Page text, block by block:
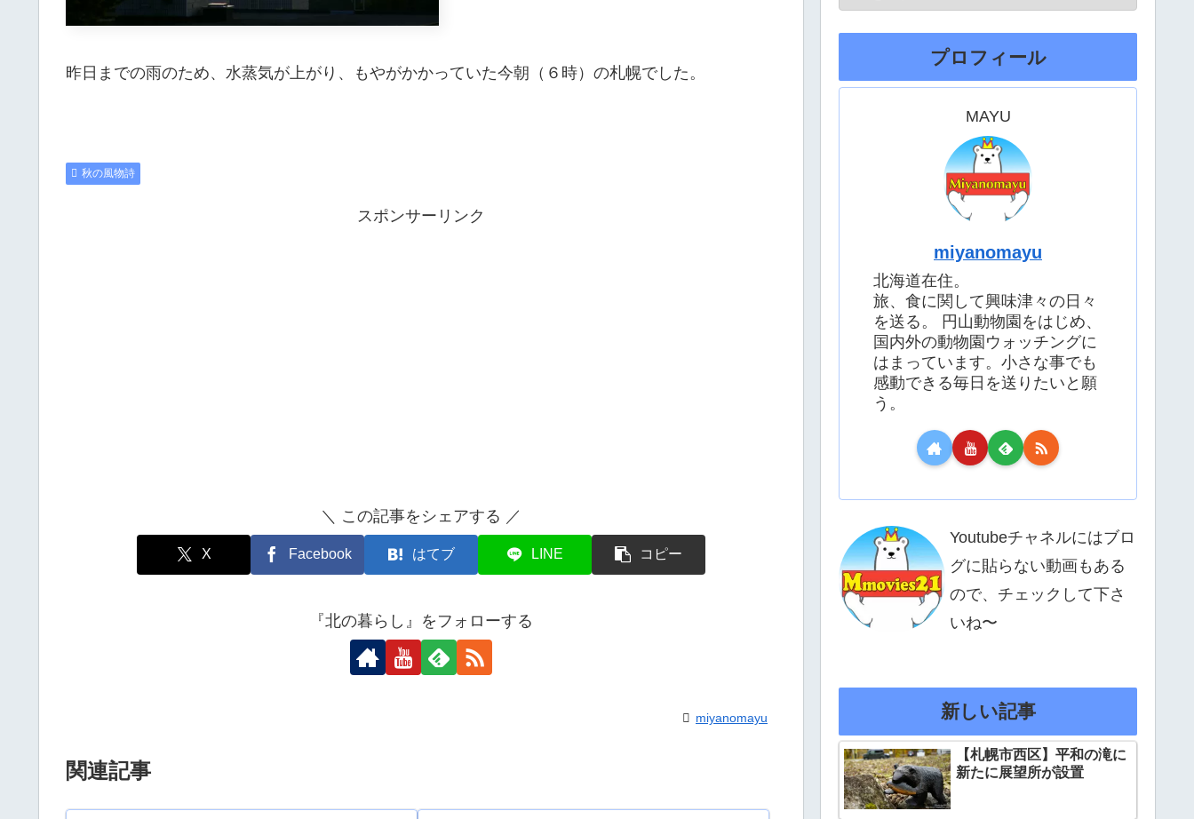
昨日までの雨のため、水蒸気が上がり、もやがかかっていた今朝（６時）の札幌でした。
秋の風物詩
スポンサーリンク
＼ この記事をシェアする ／
X Facebook はてブ LINE コピー
『北の暮らし』をフォローする
miyanomayu
関連記事
プロフィール
MAYU
miyanomayu
北海道在住。
旅、食に関して興味津々の日々
を送る。 円山動物園をはじめ、
国内外の動物園ウォッチングに
はまっています。小さな事でも
感動できる毎日を送りたいと願
う。
Youtubeチャネルにはブロ
グに貼らない動画もある
ので、チェックして下さ
いね〜
新しい記事
【札幌市西区】平和の滝に
新たに展望所が設置